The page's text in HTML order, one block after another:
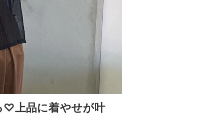
♡上品に着やせが叶